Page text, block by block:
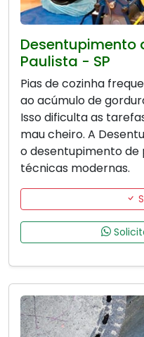
Desentupimento
Paulista - SP
Pias de cozinha
ao acúmulo de
Isso dificulta as
mau cheiro. A
o desentupimento de
técnicas modernas.